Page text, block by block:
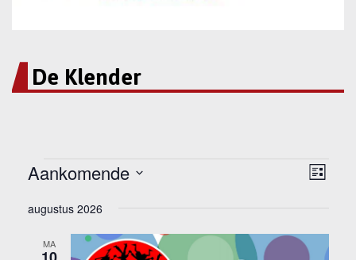
De Klender